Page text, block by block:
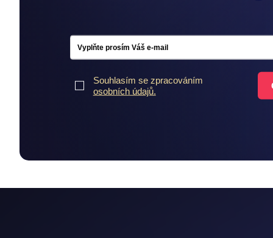
Souhlasím se zpracováním
osobních údajů.